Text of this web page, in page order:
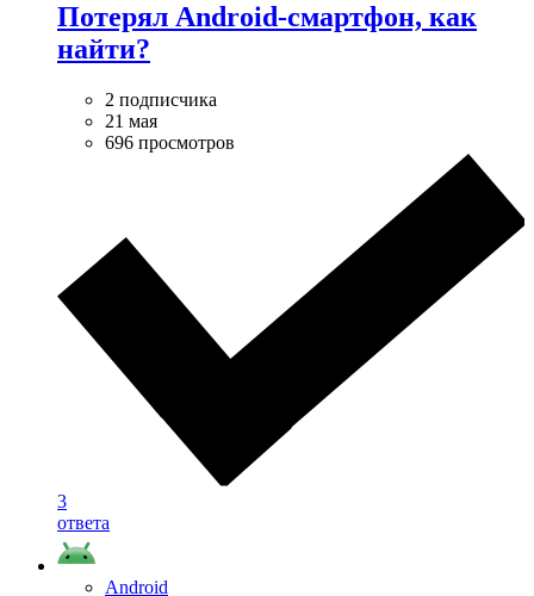
Потерял Android-смартфон, как
найти?
2 подписчика
21 мая
696 просмотров
3
ответа
Android